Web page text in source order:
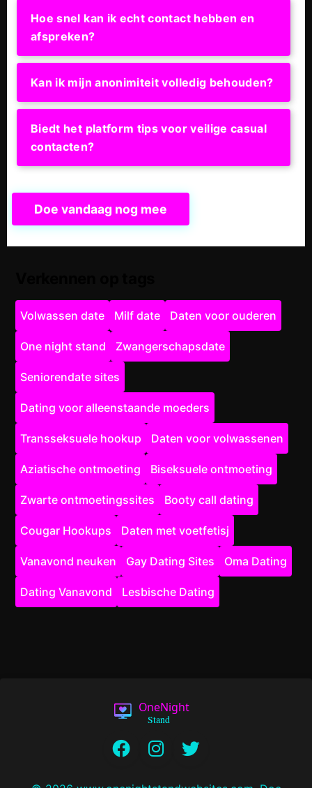
Hoe snel kan ik echt contact hebben en
afspreken?
Kan ik mijn anonimiteit volledig behouden?
Biedt het platform tips voor veilige casual
contacten?
Doe vandaag nog mee
Volwassen date Milf date Daten voor ouderen
One night stand Zwangerschapsdate
Seniorendate sites
Dating voor alleenstaande moeders
Transseksuele hookup Daten voor volwassenen
Aziatische ontmoeting Biseksuele ontmoeting
Zwarte ontmoetingssites Booty call dating
Cougar Hookups Daten met voetfetisj
Vanavond neuken Gay Dating Sites Oma Dating
Dating Vanavond Lesbische Dating